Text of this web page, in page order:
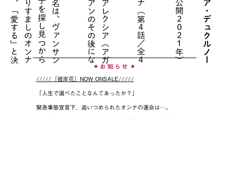
（日本公開２０２１年）
◆ お知らせ ◆
/////『彼岸花』NOW ONSALE/////
「人生で選べたことなんてあったか？」
緊急事態宣言下、追いつめられたオンナの運命は…。